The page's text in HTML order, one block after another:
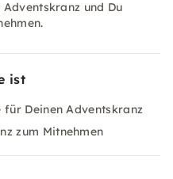
und Du
ist
Deinen Adventskranz
zum Mitnehmen